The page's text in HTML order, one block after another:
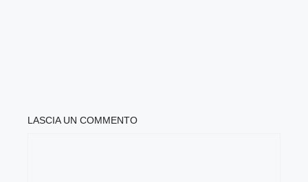
LASCIA UN COMMENTO